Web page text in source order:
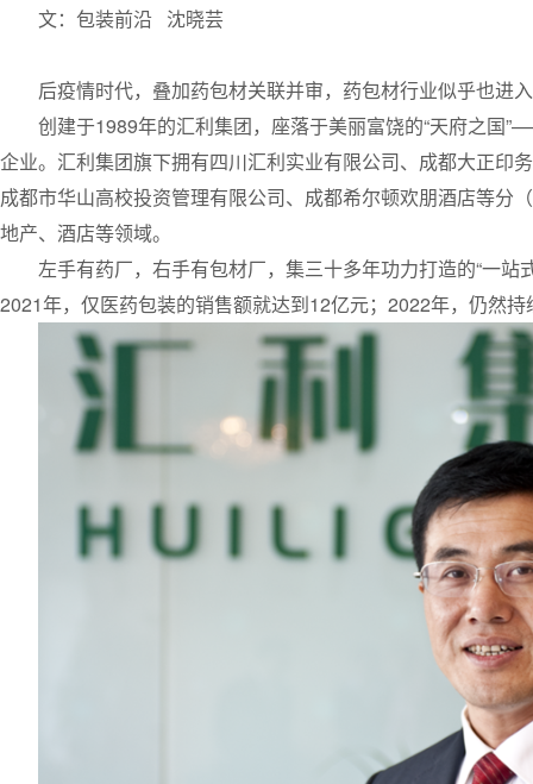
文：包装前沿 沈晓芸
后疫情时代，叠加药包材关联并审，药包材行业似乎也进
创建于1989年的汇利集团，座落于美丽富饶的“天府之国
企业。汇利集团旗下拥有四川汇利实业有限公司、成都大正印
成都市华山高校投资管理有限公司、成都希尔顿欢朋酒店等分
地产、酒店等领域。
左手有药厂，右手有包材厂，集三十多年功力打造的“一
2021年，仅医药包装的销售额就达到12亿元；2022年，仍然